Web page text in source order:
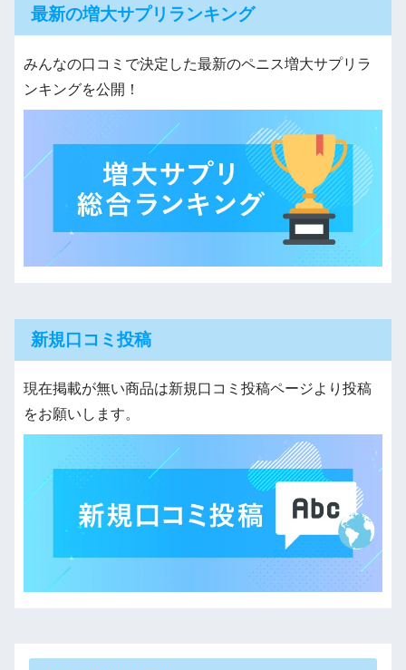
最新の増大サプリランキング
みんなの口コミで決定した最新のペニス増大サプリラ
ンキングを公開！
新規口コミ投稿
現在掲載が無い商品は新規口コミ投稿ページより投稿
をお願いします。